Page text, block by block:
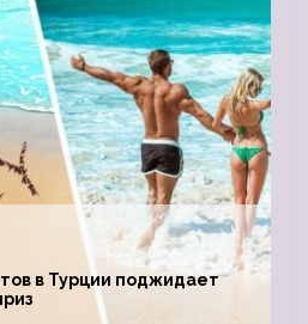
в Турции поджидает